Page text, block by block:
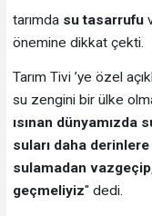
tarımda su tasarrufu
önemine dikkat çekti.
Tarım Tivi ’ye özel
su zengini bir ülke
ısınan dünyamızda
suları daha
sulamadan
geçmeliyiz" dedi.